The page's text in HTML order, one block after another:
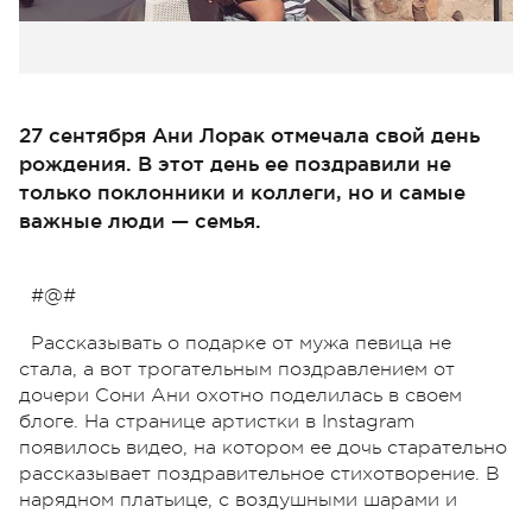
27 сентября Ани Лорак отмечала свой день
рождения. В этот день ее поздравили не
только поклонники и коллеги, но и самые
важные люди — семья.
#@#
Рассказывать о подарке от мужа певица не
стала, а вот трогательным поздравлением от
дочери Сони Ани охотно поделилась в своем
блоге. На странице артистки в Instagram
появилось видео, на котором ее дочь старательно
рассказывает поздравительное стихотворение. В
нарядном платьице, с воздушными шарами и